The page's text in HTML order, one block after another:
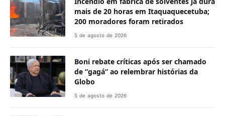
mais de 20 horas em Itaquaquecetuba;
200 moradores foram retirados
5 de agosto de 2026
Boni rebate críticas após ser chamado
de “gagá” ao relembrar histórias da
Globo
5 de agosto de 2026